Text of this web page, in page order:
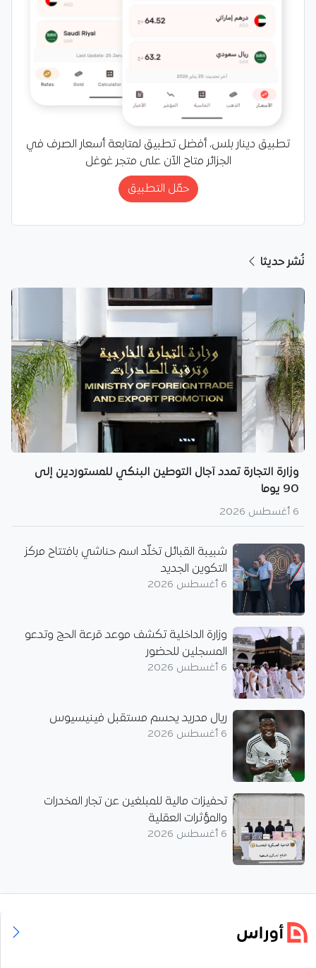
تطبيق دينار بلس، أفضل تطبيق لمتابعة أسعار الصرف في
الجزائر متاح الآن على متجر غوغل
حمّل التطبيق
نُشر حديثا
وزارة التجارة تمدد آجال التوطين البنكي للمستوردين إلى
90 يوما
6 أغسطس 2026
شبيبة القبائل تخلّد اسم حناشي بافتتاح مركز
التكوين الجديد
6 أغسطس 2026
وزارة الداخلية تكشف موعد قرعة الحج وتدعو
المسجلين للحضور
6 أغسطس 2026
ريال مدريد يحسم مستقبل فينيسيوس
6 أغسطس 2026
تحفيزات مالية للمبلغين عن تجار المخدرات
والمؤثرات العقلية
6 أغسطس 2026